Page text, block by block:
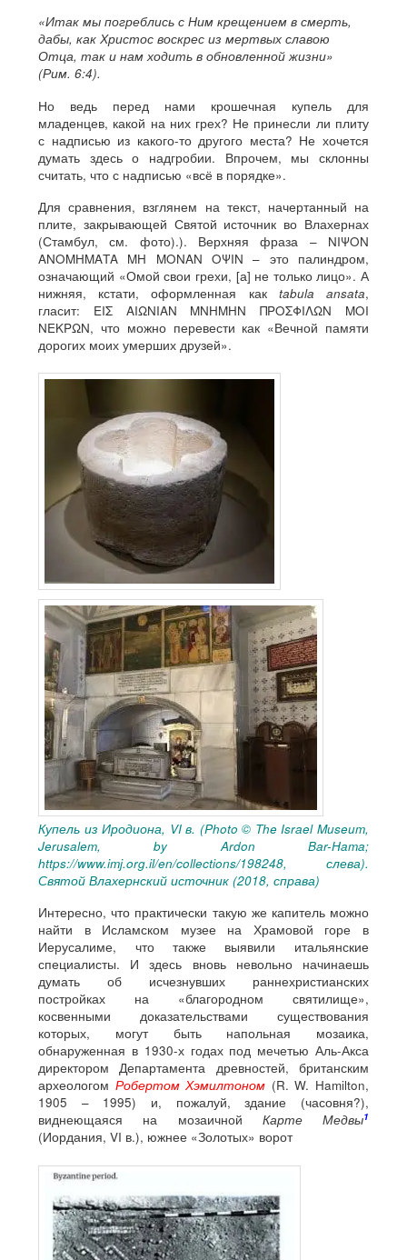
«Итак мы погреблись с Ним крещением в смерть,
дабы, как Христос воскрес из мертвых славою
Отца, так и нам ходить в обновленной жизни»
(Рим. 6:4).
Но ведь перед нами крошечная купель для
младенцев, какой на них грех? Не принесли ли плиту
с надписью из какого-то другого места? Не хочется
думать здесь о надгробии. Впрочем, мы склонны
считать, что с надписью «всё в порядке».
Для сравнения, взглянем на текст, начертанный на
плите, закрывающей Святой источник во Влахернах
(Стамбул, см. фото).). Верхняя фраза – ΝΙΨΟΝ
ΑΝΟΜΗΜΑΤΑ ΜΗ ΜΟΝΑΝ ΟΨΙΝ – это палиндром,
означающий «Омой свои грехи, [а] не только лицо». А
нижняя, кстати, оформленная как tabula ansata,
гласит: ΕΙΣ ΑΙΩΝΙΑΝ ΜΝΗΜΗΝ ΠΡΟΣΦΙΛΩΝ ΜΟΙ
ΝΕΚΡΩΝ, что можно перевести как «Вечной памяти
дорогих моих умерших друзей».
Купель из Иродиона, VI в. (Photo © The Israel Museum,
Jerusalem, by Ardon Bar-Hama;
https://www.imj.org.il/en/collections/198248, слева).
Святой Влахернский источник (2018, справа)
Интересно, что практически такую же капитель можно
найти в Исламском музее на Храмовой горе в
Иерусалиме, что также выявили итальянские
специалисты. И здесь вновь невольно начинаешь
думать об исчезнувших раннехристианских
постройках на «благородном святилище»,
косвенными доказательствами существования
которых, могут быть напольная мозаика,
обнаруженная в 1930-х годах под мечетью Аль-Акса
директором Департамента древностей, британским
археологом Робертом Хэмилтоном (R. W. Hamilton,
1905 – 1995) и, пожалуй, здание (часовня?),
виднеющаяся на мозаичной Карте Медвы1
(Иордания, VI в.), южнее «Золотых» ворот